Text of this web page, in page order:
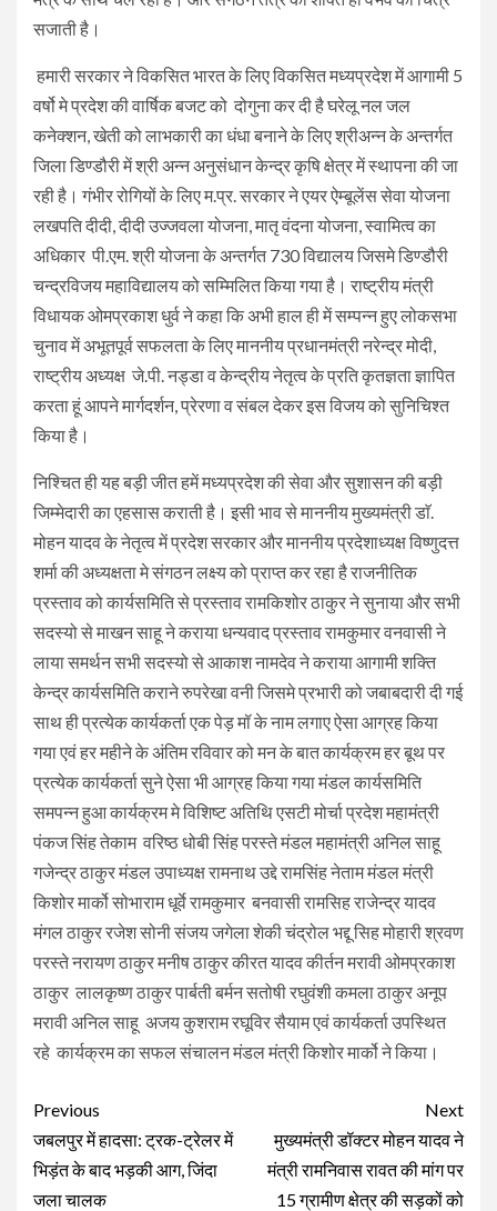
सजाती है।
हमारी सरकार ने विकसित भारत के लिए विकसित मध्यप्रदेश में आगामी 5
वर्षो मे प्रदेश की वार्षिक बजट को दोगुना कर दी है घरेलू नल जल
कनेक्शन, खेती को लाभकारी का धंधा बनाने के लिए श्रीअन्न के अन्तर्गत
जिला डिण्डौरी में श्री अन्न अनुसंधान केन्द्र कृषि क्षेत्र में स्थापना की जा
रही है। गंभीर रोगियों के लिए म.प्र. सरकार ने एयर ऐम्बूलेंस सेवा योजना
लखपति दीदी, दीदी उज्जवला योजना, मातृ वंदना योजना, स्वामित्व का
अधिकार पी.एम. श्री योजना के अन्तर्गत 730 विद्यालय जिसमे डिण्डौरी
चन्द्रविजय महाविद्यालय को सम्मिलित किया गया है। राष्ट्रीय मंत्री
विधायक ओमप्रकाश धुर्व ने कहा कि अभी हाल ही में सम्पन्न हुए लोकसभा
चुनाव में अभूतपूर्व सफलता के लिए माननीय प्रधानमंत्री नरेन्द्र मोदी,
राष्ट्रीय अध्यक्ष जे.पी. नड्डा व केन्द्रीय नेतृत्व के प्रति कृतज्ञता ज्ञापित
करता हूं आपने मार्गदर्शन, प्रेरणा व संबल देकर इस विजय को सुनिचिश्त
किया है।
निश्चित ही यह बड़ी जीत हमें मध्यप्रदेश की सेवा और सुशासन की बड़ी
जिम्मेदारी का एहसास कराती है। इसी भाव से माननीय मुख्यमंत्री डाॅ.
मोहन यादव के नेतृत्व में प्रदेश सरकार और माननीय प्रदेशाध्यक्ष विष्णुदत्त
शर्मा की अध्यक्षता मे संगठन लक्ष्य को प्राप्त कर रहा है राजनीतिक
प्रस्ताव को कार्यसमिति से प्रस्ताव रामकिशोर ठाकुर ने सुनाया और सभी
सदस्यो से माखन साहू ने कराया धन्यवाद प्रस्ताव रामकुमार वनवासी ने
लाया समर्थन सभी सदस्यो से आकाश नामदेव ने कराया आगामी शक्ति
केन्द्र कार्यसमिति कराने रुपरेखा वनी जिसमे प्रभारी को जबाबदारी दी गई
साथ ही प्रत्येक कार्यकर्ता एक पेड़ मॉ के नाम लगाए ऐसा आग्रह किया
गया एवं हर महीने के अंतिम रविवार को मन के बात कार्यक्रम हर बूथ पर
प्रत्येक कार्यकर्ता सुने ऐसा भी आग्रह किया गया मंडल कार्यसमिति
समपन्न हुआ कार्यक्रम मे विशिष्ट अतिथि एसटी मोर्चा प्रदेश महामंत्री
पंकज सिंह तेकाम वरिष्ठ धोबी सिंह परस्ते मंडल महामंत्री अनिल साहू
गजेन्द्र ठाकुर मंडल उपाध्यक्ष रामनाथ उद्दे रामसिंह नेताम मंडल मंत्री
किशोर मार्को सोभाराम धूर्वे रामकुमार बनवासी रामसिह राजेन्द्र यादव
मंगल ठाकुर रजेश सोनी संजय जगेला शेकी चंद्रोल भद्दू सिह मोहारी श्रवण
परस्ते नरायण ठाकुर मनीष ठाकुर कीरत यादव कीर्तन मरावी ओमप्रकाश
ठाकुर लालकृष्ण ठाकुर पार्बती बर्मन सतोषी रघुवंशी कमला ठाकुर अनूप
मरावी अनिल साहू अजय कुशराम रघूविर सैयाम एवं कार्यकर्ता उपस्थित
रहे कार्यक्रम का सफल संचालन मंडल मंत्री किशोर मार्को ने किया।
Continue
Reading
Previous
जबलपुर में हादसा: ट्रक-ट्रेलर में
भिड़ंत के बाद भड़की आग, जिंदा
जला चालक
Next
मुख्यमंत्री डॉक्टर मोहन यादव ने
मंत्री रामनिवास रावत की मांग पर
15 ग्रामीण क्षेत्र की सड़कों को